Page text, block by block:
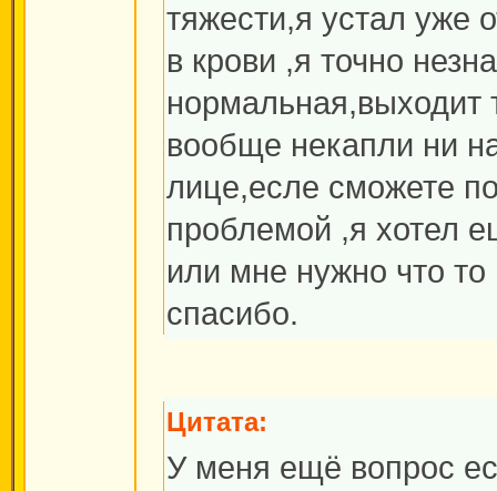
тяжести,я устал уже
в крови ,я точно
нормальная,выходит
вообще некапли ни
лице,есле сможете
проблемой ,я хотел
или мне нужно что
спасибо.
Цитата:
У меня ещё вопрос